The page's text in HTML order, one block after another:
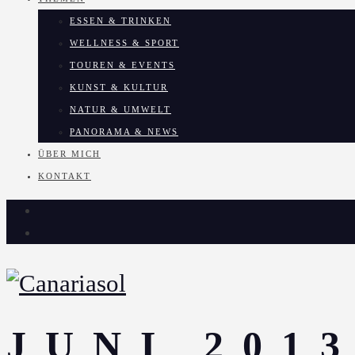
ESSEN & TRINKEN
WELLNESS & SPORT
TOUREN & EVENTS
KUNST & KULTUR
NATUR & UMWELT
PANORAMA & NEWS
ÜBER MICH
KONTAKT
JUNI